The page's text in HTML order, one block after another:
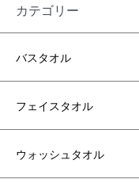
カテゴリー
バスタオル
フェイスタオル
ウォッシュタオル